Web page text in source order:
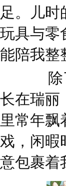
足。儿时
玩具与零
能陪我整
除了
长在瑞丽
里常年飘
戏，闲暇
意包裹着